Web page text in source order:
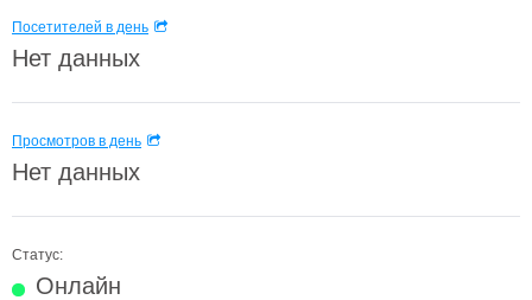
Посетителей в день
Нет данных
Просмотров в день
Нет данных
Статус:
Онлайн